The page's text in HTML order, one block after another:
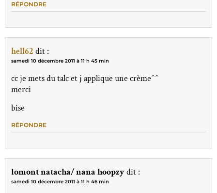
RÉPONDRE
hell62 dit :
samedi 10 décembre 2011 à 11 h 45 min
cc je mets du talc et j applique une crème^^
merci
bise
RÉPONDRE
lomont natacha/ nana hoopzydit :
samedi 10 décembre 2011 à 11 h 46 min